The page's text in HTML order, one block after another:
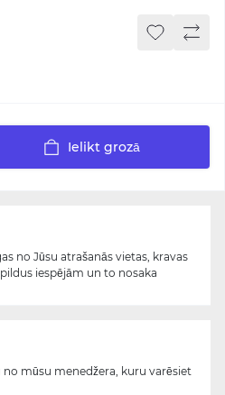
Ielikt grozā
no Jūsu atrašanās vietas, kravas
iespējām un to nosaka
no mūsu menedžera, kuru varēsiet